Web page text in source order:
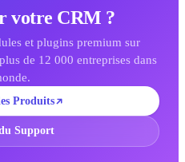
votre CRM ?
et plugins premium sur
de 12 000 entreprises dans
Produits
Support